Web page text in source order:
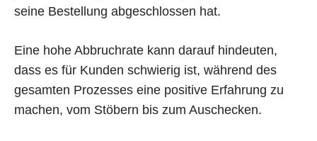
seine Bestellung abgeschlossen hat.
Eine hohe Abbruchrate kann darauf hindeuten,
dass es für Kunden schwierig ist, während des
gesamten Prozesses eine positive Erfahrung zu
machen, vom Stöbern bis zum Auschecken.